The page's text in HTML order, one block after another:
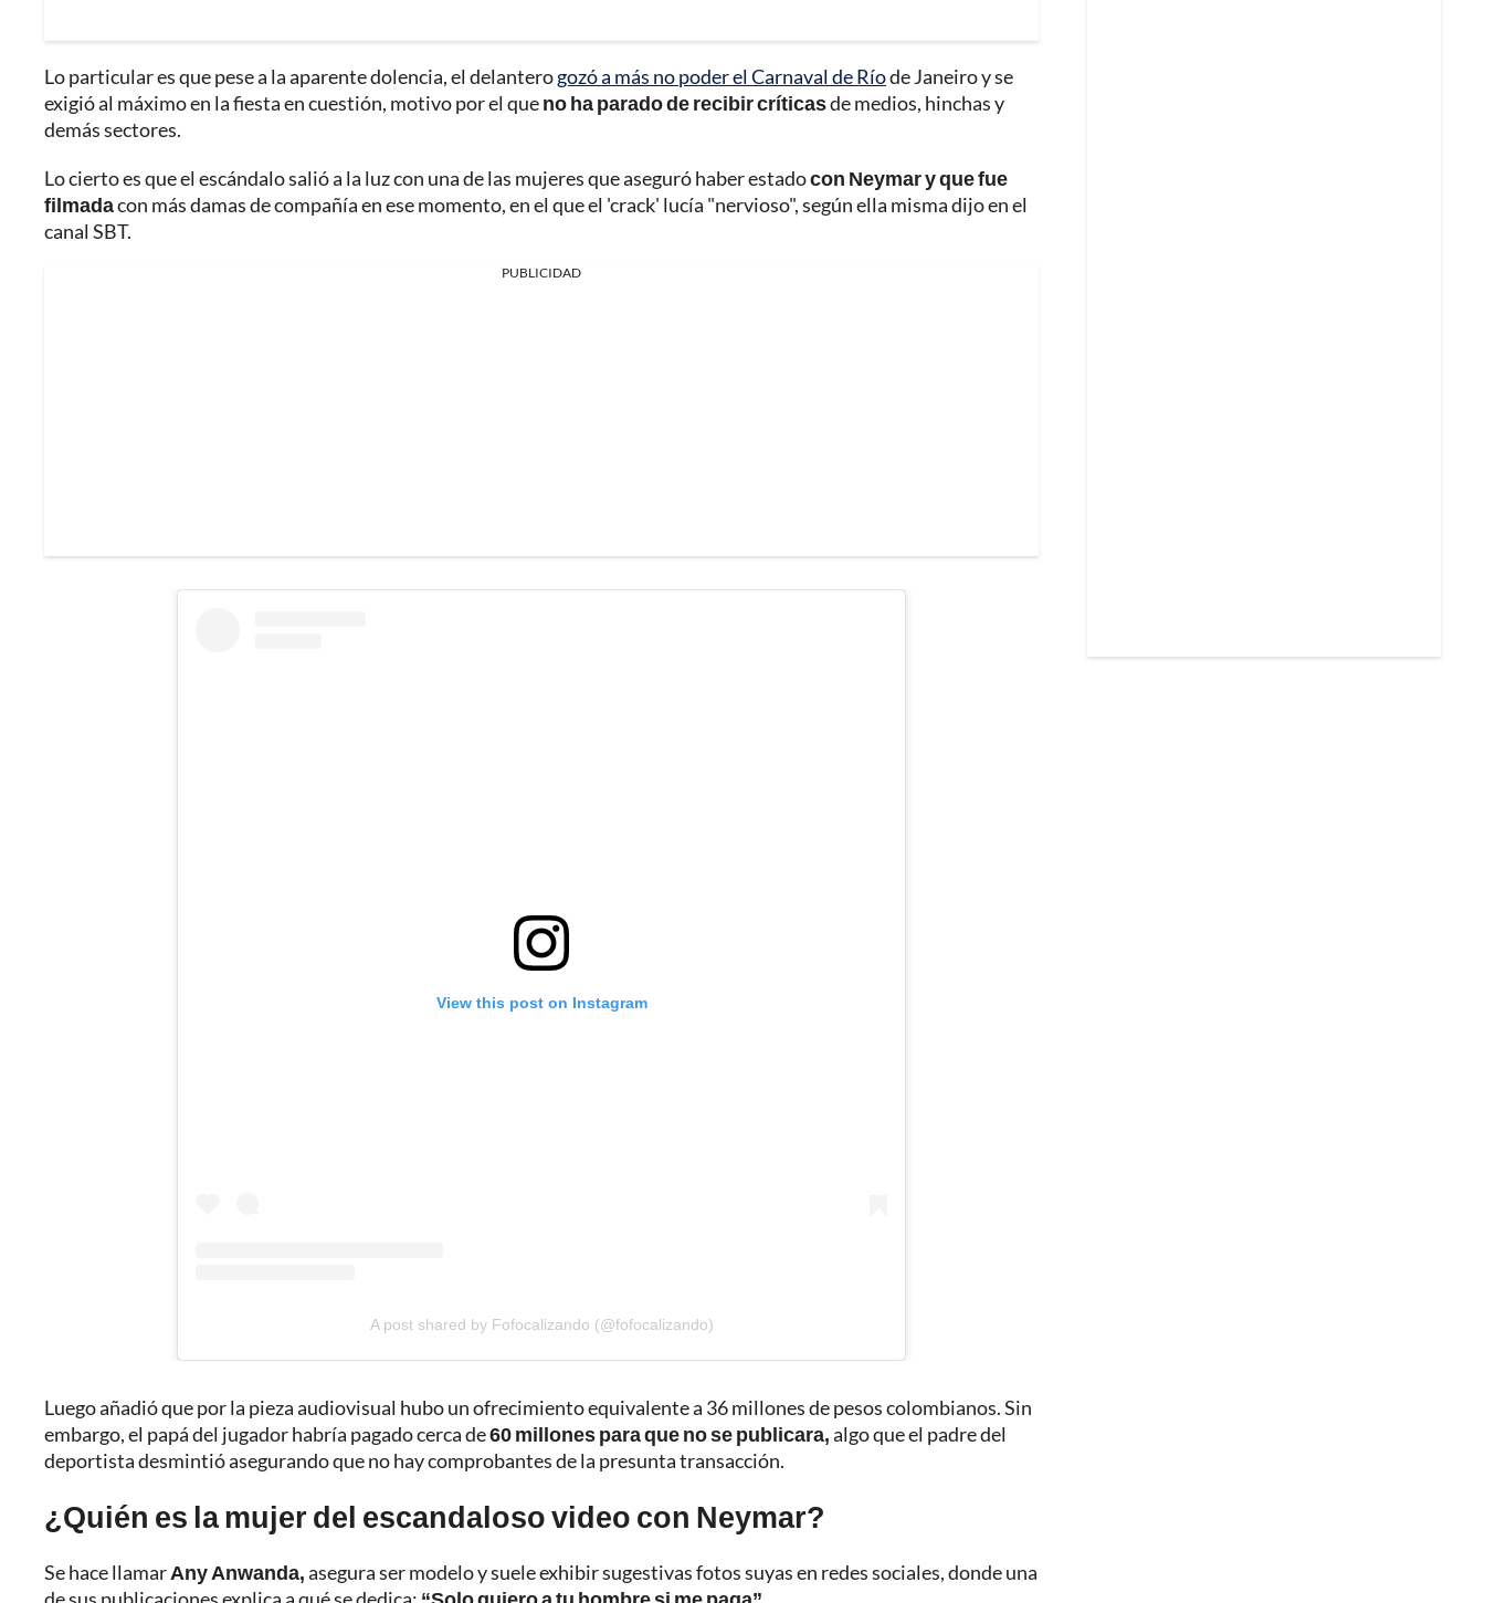
Lo particular es que pese a la aparente dolencia, el delanterogozó a más no poder el Carnaval de Ríode Janeiro y se
exigió al máximo en la fiesta en cuestión, motivo por el queno ha parado de recibir críticasde medios, hinchas y
demás sectores.
Lo cierto es que el escándalo salió a la luz con una de las mujeres que aseguró haber estadocon Neymar y que fue
filmadacon más damas de compañía en ese momento, en el que el 'crack' lucía "nervioso", según ella misma dijo en el
canal SBT.
PUBLICIDAD
View this post on Instagram
A post shared by Fofocalizando (@fofocalizando)
Luego añadió que por la pieza audiovisual hubo un ofrecimiento equivalente a 36 millones de pesos colombianos. Sin
embargo, el papá del jugador habría pagado cerca de60 millones para que no se publicara,algo que el padre del
deportista desmintió asegurando que no hay comprobantes de la presunta transacción.
¿Quién es la mujer del escandaloso video con Neymar?
Se hace llamarAny Anwanda,asegura ser modelo y suele exhibir sugestivas fotos suyas en redes sociales, donde una